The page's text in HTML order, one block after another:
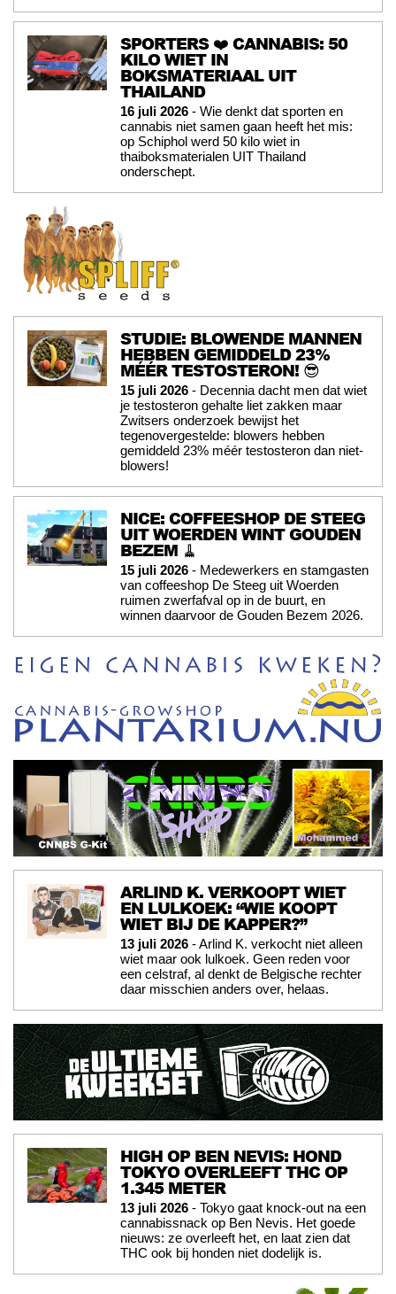
SPORTERS ❤️ CANNABIS: 50
KILO WIET IN
BOKSMATERIAAL UIT
THAILAND
16 juli 2026 - Wie denkt dat sporten en
cannabis niet samen gaan heeft het mis:
op Schiphol werd 50 kilo wiet in
thaiboksmaterialen UIT Thailand
onderschept.
STUDIE: BLOWENDE MANNEN
HEBBEN GEMIDDELD 23%
MÉÉR TESTOSTERON! 😎
15 juli 2026 - Decennia dacht men dat wiet
je testosteron gehalte liet zakken maar
Zwitsers onderzoek bewijst het
tegenovergestelde: blowers hebben
gemiddeld 23% méér testosteron dan niet-
blowers!
NICE: COFFEESHOP DE STEEG
UIT WOERDEN WINT GOUDEN
BEZEM 🧹
15 juli 2026 - Medewerkers en stamgasten
van coffeeshop De Steeg uit Woerden
ruimen zwerfafval op in de buurt, en
winnen daarvoor de Gouden Bezem 2026.
ARLIND K. VERKOOPT WIET
EN LULKOEK: “WIE KOOPT
WIET BIJ DE KAPPER?”
13 juli 2026 - Arlind K. verkocht niet alleen
wiet maar ook lulkoek. Geen reden voor
een celstraf, al denkt de Belgische rechter
daar misschien anders over, helaas.
HIGH OP BEN NEVIS: HOND
TOKYO OVERLEEFT THC OP
1.345 METER
13 juli 2026 - Tokyo gaat knock-out na een
cannabissnack op Ben Nevis. Het goede
nieuws: ze overleeft het, en laat zien dat
THC ook bij honden niet dodelijk is.